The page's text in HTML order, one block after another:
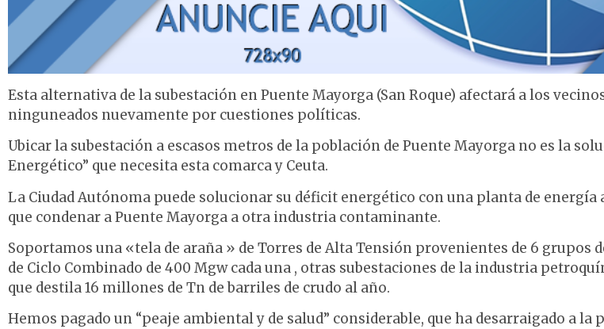
Esta alternativa de la subestación en Puente Mayorga (San Roque) afectará a los
ninguneados nuevamente por cuestiones políticas.
Ubicar la subestación a escasos metros de la población de Puente Mayorga no es la
Energético” que necesita esta comarca y Ceuta.
La Ciudad Autónoma puede solucionar su déficit energético con una planta de
que condenar a Puente Mayorga a otra industria contaminante.
Soportamos una «tela de araña » de Torres de Alta Tensión provenientes de 6 grupos
de Ciclo Combinado de 400 Mgw cada una , otras subestaciones de la industria
que destila 16 millones de Tn de barriles de crudo al año.
Hemos pagado un “peaje ambiental y de salud” considerable, que ha desarraigado a la